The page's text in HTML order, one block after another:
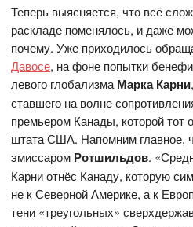
Теперь выясняется, что всё
раскладе поменялось, и даже
почему. Уже приходилось
Давосе, на фоне попытки
левого глобализма Марка Карни
ставшего на волне
премьером Канады, которой тот
штата США. Напомним главное,
эмиссаром Ротшильдов.
Карни отнёс Канаду, которую
не к Северной Америке, а к
тени «треугольных»